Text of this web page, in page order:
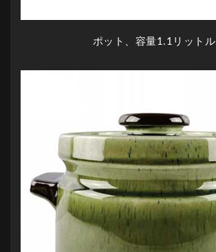
ポット、容量1.1リットル